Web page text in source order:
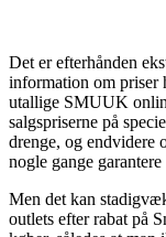
Det er efterhånden
information om priser
utallige SMUUK
salgspriserne på
drenge, og endvidere
nogle gange
Men det kan
outlets efter rabat på